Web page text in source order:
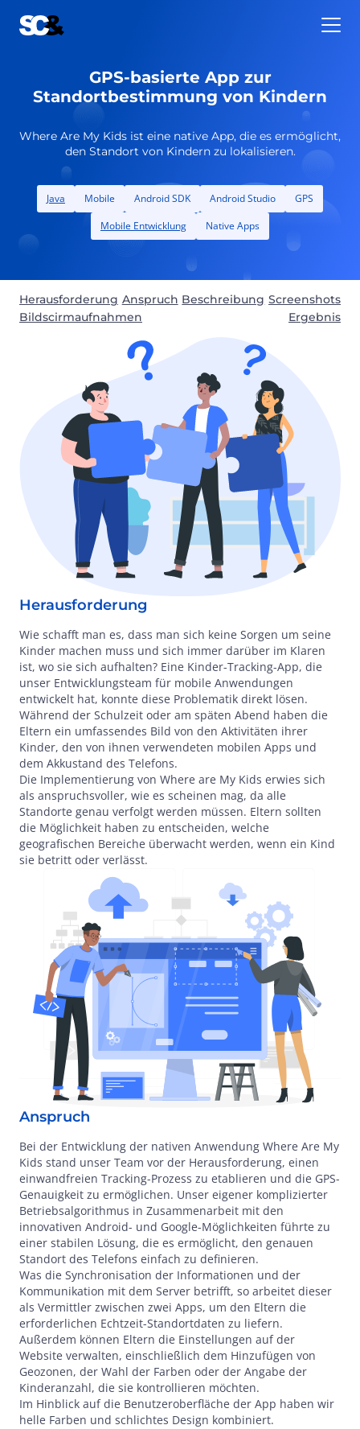
Inhalt
GPS-basierte App zur
Standortbestimmung von Kindern
Where Are My Kids ist eine native App, die es ermöglicht,
den Standort von Kindern zu lokalisieren.
Java Mobile Android SDK Android Studio
GPS
Mobile Entwicklung
Native Apps
Herausforderung Anspruch Beschreibung Screenshots
Bildscirmaufnahmen
Ergebnis
Herausforderung
Wie schafft man es, dass man sich keine Sorgen um seine
Kinder machen muss und sich immer darüber im Klaren
ist, wo sie sich aufhalten? Eine Kinder-Tracking-App, die
unser Entwicklungsteam für mobile Anwendungen
entwickelt hat, konnte diese Problematik direkt lösen.
Während der Schulzeit oder am späten Abend haben die
Eltern ein umfassendes Bild von den Aktivitäten ihrer
Kinder, den von ihnen verwendeten mobilen Apps und
dem Akkustand des Telefons.
Die Implementierung von Where are My Kids erwies sich
als anspruchsvoller, wie es scheinen mag, da alle
Standorte genau verfolgt werden müssen. Eltern sollten
die Möglichkeit haben zu entscheiden, welche
geografischen Bereiche überwacht werden, wenn ein Kind
sie betritt oder verlässt.
Anspruch
Bei der Entwicklung der nativen Anwendung Where Are My
Kids stand unser Team vor der Herausforderung, einen
einwandfreien Tracking-Prozess zu etablieren und die GPS-
Genauigkeit zu ermöglichen. Unser eigener komplizierter
Betriebsalgorithmus in Zusammenarbeit mit den
innovativen Android- und Google-Möglichkeiten führte zu
einer stabilen Lösung, die es ermöglicht, den genauen
Standort des Telefons einfach zu definieren.
Was die Synchronisation der Informationen und der
Kommunikation mit dem Server betrifft, so arbeitet dieser
als Vermittler zwischen zwei Apps, um den Eltern die
erforderlichen Echtzeit-Standortdaten zu liefern.
Außerdem können Eltern die Einstellungen auf der
Website verwalten, einschließlich dem Hinzufügen von
Geozonen, der Wahl der Farben oder der Angabe der
Kinderanzahl, die sie kontrollieren möchten.
Im Hinblick auf die Benutzeroberfläche der App haben wir
helle Farben und schlichtes Design kombiniert.